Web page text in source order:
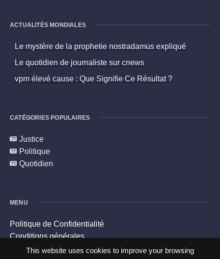
This website uses cookies to improve your browsing
ACTUALITÉS MONDIALES
Le mystère de la prophetie nostradamus expliqué
Le quotidien de journaliste sur cnews
vpm élevé cause : Que Signifie Ce Résultat ?
CATÉGORIES POPULAIRES
Justice
Politique
Quotidien
MENU
Politique de Confidentialité
Conditions générales
Politique en matière de cookies